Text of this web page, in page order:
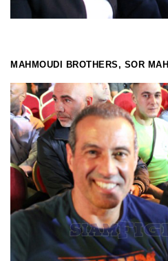
MAHMOUDI BROTHERS, SOR